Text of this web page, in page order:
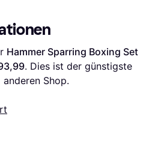
Hammer Sparring Boxing Set
. Dies ist der günstigste
Shop.